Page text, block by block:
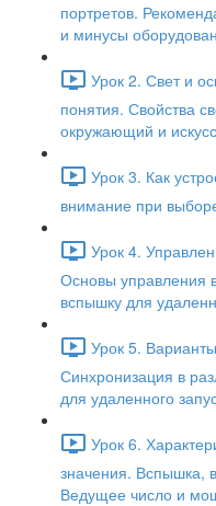
портретов.
и минусы
Урок 2. Свет и
понятия. Свойства
окружающий и
Урок 3. Как
внимание при
Урок 4.
Основы управления
вспышку для
Урок 5.
Синхронизация в
для удаленного
Урок 6.
значения. Вспышка,
Ведущее число и